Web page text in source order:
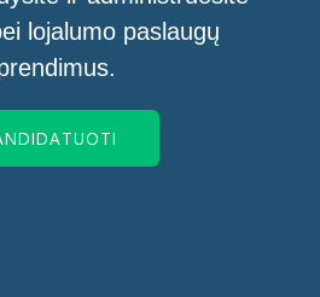
lojalumo paslaugų